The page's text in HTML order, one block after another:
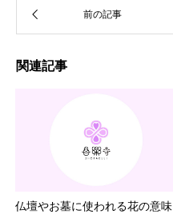
関連記事
仏壇やお墓に使われる花の意味